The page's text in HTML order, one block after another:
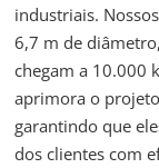
industriais.
6,7 m de
chegam a 10.000
aprimora o
garantindo que
dos clientes com